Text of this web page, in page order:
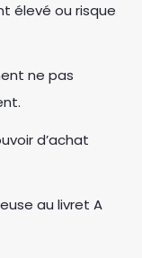
élevé ou risque
ne pas
d’achat
au livret A